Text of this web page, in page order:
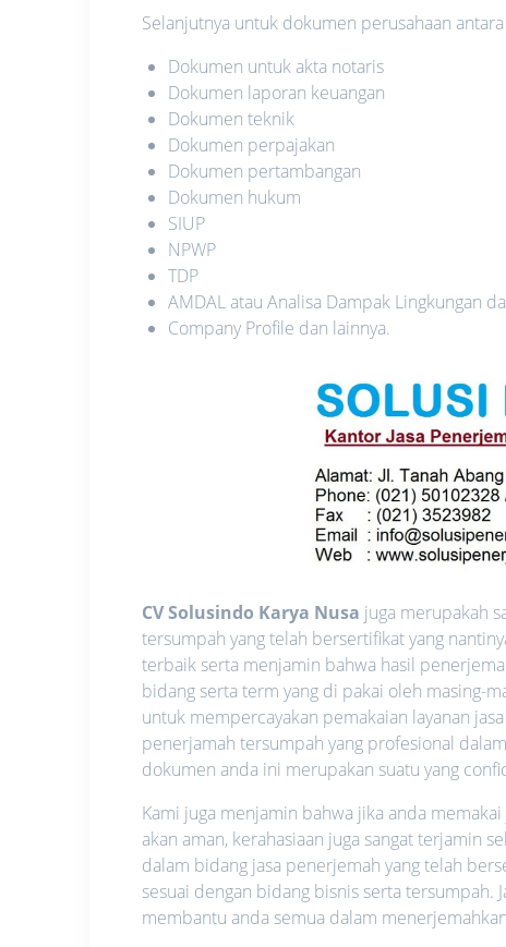
Selanjutnya untuk dokumen perusahaan
Dokumen untuk akta notaris
Dokumen laporan keuangan
Dokumen teknik
Dokumen perpajakan
Dokumen pertambangan
Dokumen hukum
SIUP
NPWP
TDP
AMDAL atau Analisa Dampak Lingkungan
Company Profile dan lainnya.
CV Solusindo Karya Nusa juga merupakah
tersumpah yang telah bersertifikat yang
terbaik serta menjamin bahwa hasil
bidang serta term yang di pakai oleh masing-
untuk mempercayakan pemakaian layanan
penerjamah tersumpah yang profesional
dokumen anda ini merupakan suatu yang
Kami juga menjamin bahwa jika anda
akan aman, kerahasiaan juga sangat terjamin
dalam bidang jasa penerjemah yang telah
sesuai dengan bidang bisnis serta tersumpah.
membantu anda semua dalam